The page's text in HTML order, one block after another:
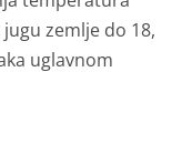
zemlje do 18,
uglavnom